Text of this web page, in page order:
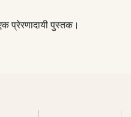
प्रेरणादायी पुस्तक।